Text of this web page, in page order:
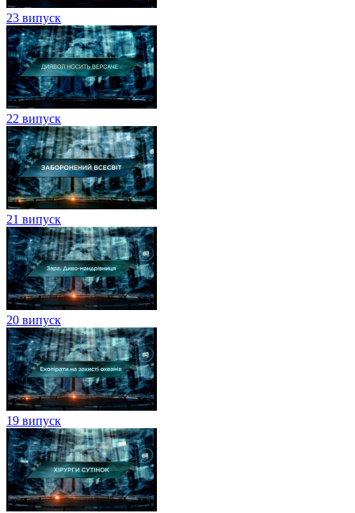
23 випуск
22 випуск
21 випуск
20 випуск
19 випуск